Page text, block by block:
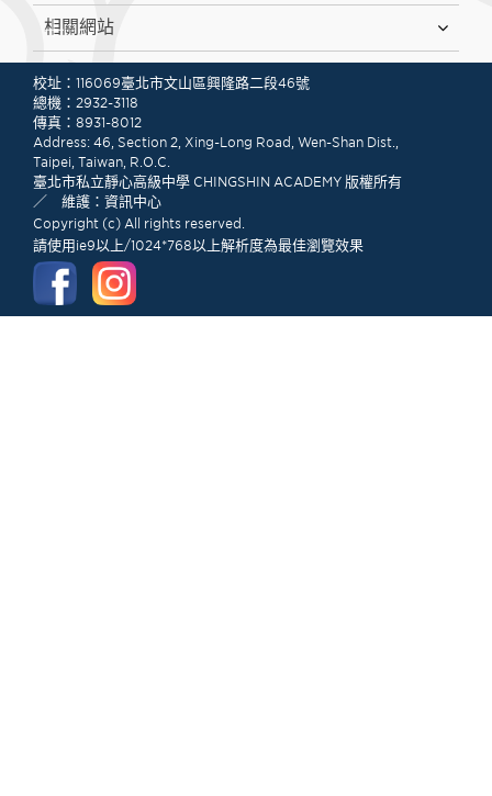
相關網站
校址：116069臺北市文山區興隆路二段46號
總機：2932-3118
傳真：8931-8012
Address: 46, Section 2, Xing-Long Road, Wen-Shan Dist.,
Taipei, Taiwan, R.O.C.
臺北市私立靜心高級中學 CHINGSHIN ACADEMY 版權所有
／ 維護：資訊中心
Copyright (c) All rights reserved.
請使用ie9以上/1024*768以上解析度為最佳瀏覽效果